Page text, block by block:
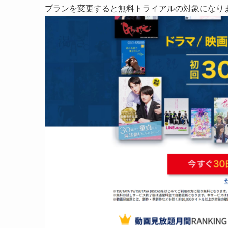
プランを変更すると無料トライアルの対象になり